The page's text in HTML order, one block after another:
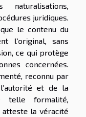
juridiques.
le contenu du
l’original, sans
ce qui protège
concernées.
reconnu par
et de la
telle formalité,
la véracité